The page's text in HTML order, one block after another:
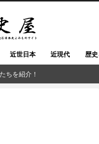
近世日本 近現代 歴
ちを紹介！